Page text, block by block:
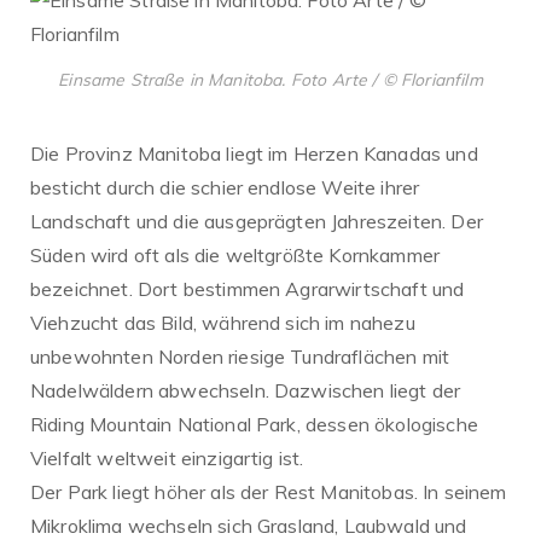
Einsame Straße in Manitoba. Foto Arte / © Florianfilm
Die Provinz Manitoba liegt im Herzen Kanadas und
besticht durch die schier endlose Weite ihrer
Landschaft und die ausgeprägten Jahreszeiten. Der
Süden wird oft als die weltgrößte Kornkammer
bezeichnet. Dort bestimmen Agrarwirtschaft und
Viehzucht das Bild, während sich im nahezu
unbewohnten Norden riesige Tundraflächen mit
Nadelwäldern abwechseln. Dazwischen liegt der
Riding Mountain National Park, dessen ökologische
Vielfalt weltweit einzigartig ist.
Der Park liegt höher als der Rest Manitobas. In seinem
Mikroklima wechseln sich Grasland, Laubwald und